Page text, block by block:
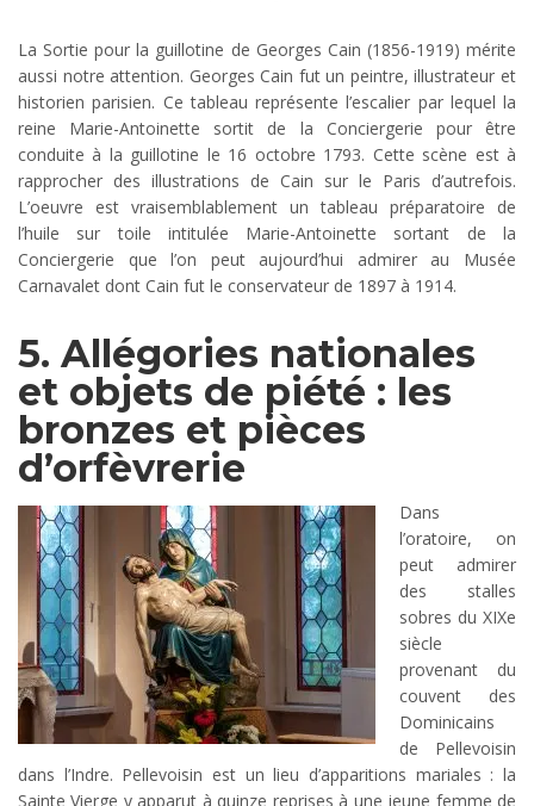
La Sortie pour la guillotine de Georges Cain (1856-1919) mérite
aussi notre attention. Georges Cain fut un peintre, illustrateur et
historien parisien. Ce tableau représente l’escalier par lequel la
reine Marie-Antoinette sortit de la Conciergerie pour être
conduite à la guillotine le 16 octobre 1793. Cette scène est à
rapprocher des illustrations de Cain sur le Paris d’autrefois.
L’oeuvre est vraisemblablement un tableau préparatoire de
l’huile sur toile intitulée Marie-Antoinette sortant de la
Conciergerie que l’on peut aujourd’hui admirer au Musée
Carnavalet dont Cain fut le conservateur de 1897 à 1914.
5. Allégories nationales
et objets de piété : les
bronzes et pièces
d’orfèvrerie
Dans
l’oratoire, on
peut admirer
des stalles
sobres du XIXe
siècle
provenant du
couvent des
Dominicains
de Pellevoisin
dans l’Indre. Pellevoisin est un lieu d’apparitions mariales : la
Sainte Vierge y apparut à quinze reprises à une jeune femme de